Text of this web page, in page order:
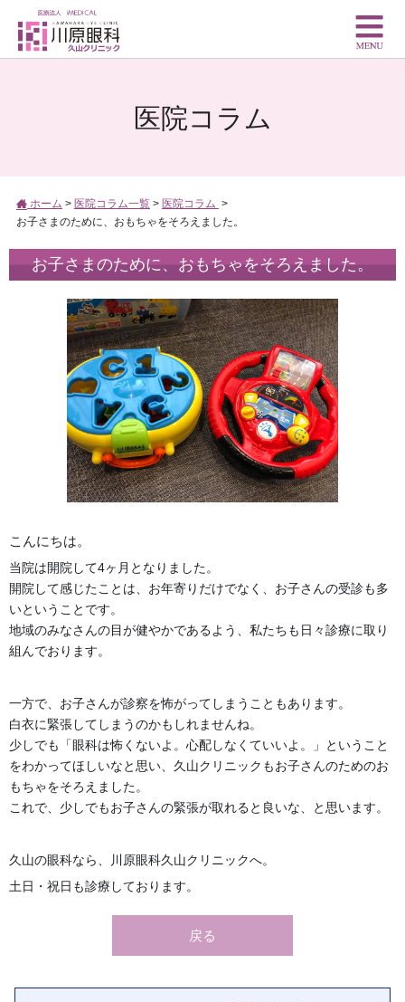
医院コラム
ホーム > 医院コラム一覧> 医院コラム >
お子さまのために、おもちゃをそろえました。
お子さまのために、おもちゃをそろえました。
こんにちは。
当院は開院して4ヶ月となりました。
開院して感じたことは、お年寄りだけでなく、お子さんの受診も多
いということです。
地域のみなさんの目が健やかであるよう、私たちも日々診療に取り
組んでおります。
一方で、お子さんが診察を怖がってしまうこともあります。
白衣に緊張してしまうのかもしれませんね。
少しでも「眼科は怖くないよ。心配しなくていいよ。」ということ
をわかってほしいなと思い、久山クリニックもお子さんのためのお
もちゃをそろえました。
これで、少しでもお子さんの緊張が取れると良いな、と思います。
久山の眼科なら、川原眼科久山クリニックへ。
土日・祝日も診療しております。
戻る